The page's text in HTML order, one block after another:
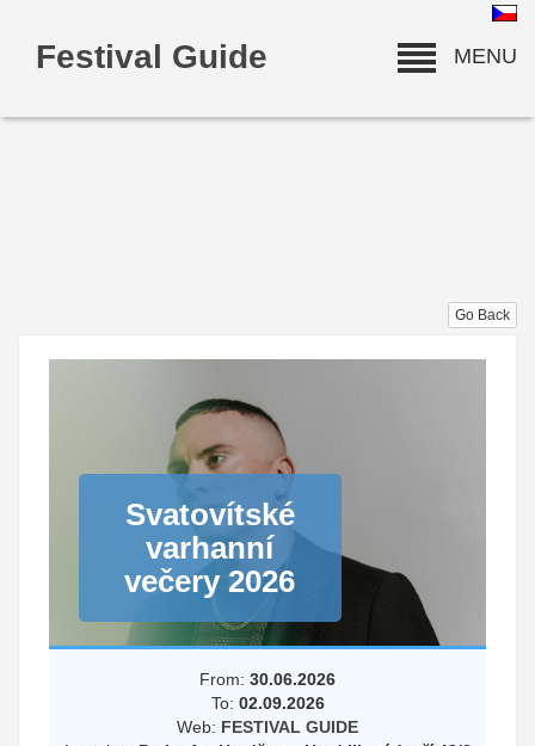
Festival Guide MENU
Go Back
Svatovítské
varhanní
večery 2026
From: 30.06.2026
To: 02.09.2026
Web: FESTIVAL GUIDE